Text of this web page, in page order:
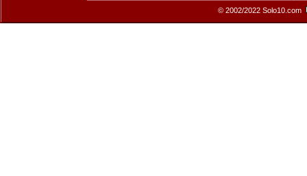
© 2002/2022 Solo10.com